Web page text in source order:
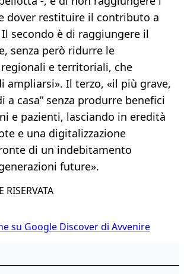
dover restituire il contributo a
secondo è di raggiungere il
senza però ridurre le
e territoriali, che
ampliarsi». Il terzo, «il più grave,
a casa” senza produrre benefici
e pazienti, lasciando in eredità
e una digitalizzazione
di un indebitamento
future».
su Google Discover di Avvenire